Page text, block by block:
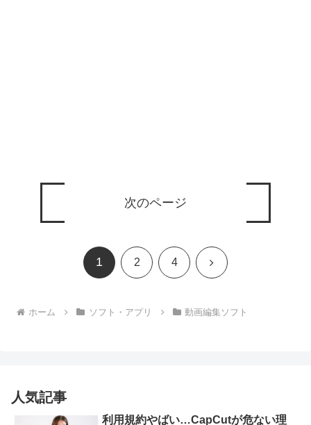
次のページ
1 2 4 次
ホーム ソフト・アプリ 動画編集ソフト
人気記事
利用規約やばい…CapCutが危ない理